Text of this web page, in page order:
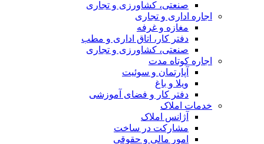
صنعتی،‌ کشاورزی و تجاری
اجاره اداری و تجاری
مغازه و غرفه
دفتر کار، اتاق اداری و مطب
صنعتی،‌ کشاورزی و تجاری
اجاره کوتاه مدت
آپارتمان و سوئیت
ویلا و باغ
دفتر کار و فضای آموزشی
خدمات املاک
آژانس املاک
مشارکت در ساخت
امور مالی و حقوقی